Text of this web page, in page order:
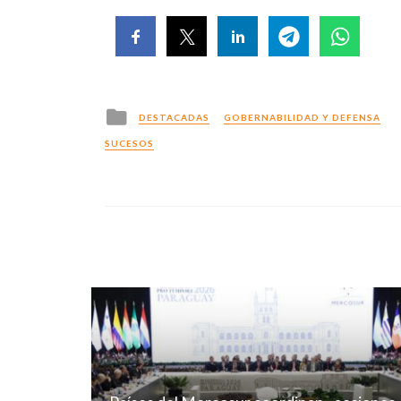
Posted
in
DESTACADAS GOBERNABILIDAD Y DEFENSA
SUCESOS